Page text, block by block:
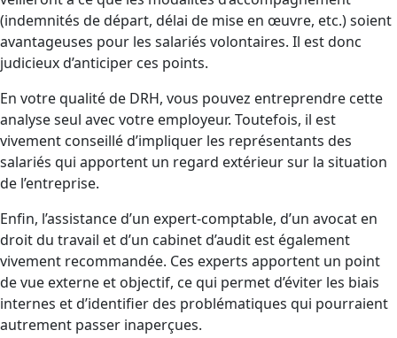
(indemnités de départ, délai de mise en œuvre, etc.) soient
avantageuses pour les salariés volontaires. Il est donc
judicieux d’anticiper ces points.
En votre qualité de DRH, vous pouvez entreprendre cette
analyse seul avec votre employeur. Toutefois, il est
vivement conseillé d’impliquer les représentants des
salariés qui apportent un regard extérieur sur la situation
de l’entreprise.
Enfin, l’assistance d’un expert-comptable, d’un avocat en
droit du travail et d’un cabinet d’audit est également
vivement recommandée. Ces experts apportent un point
de vue externe et objectif, ce qui permet d’éviter les biais
internes et d’identifier des problématiques qui pourraient
autrement passer inaperçues.